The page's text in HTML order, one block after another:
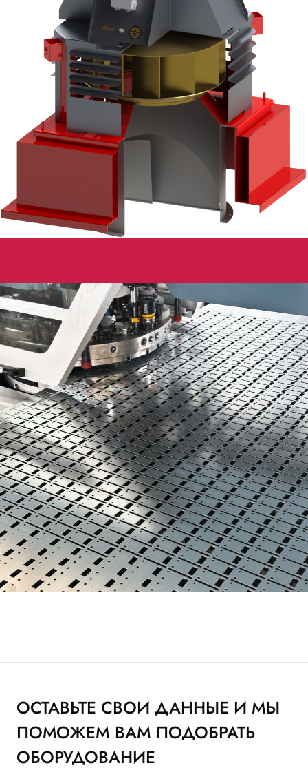
ОСТАВЬТЕ СВОИ ДАННЫЕ И МЫ
ПОМОЖЕМ ВАМ ПОДОБРАТЬ
ОБОРУДОВАНИЕ